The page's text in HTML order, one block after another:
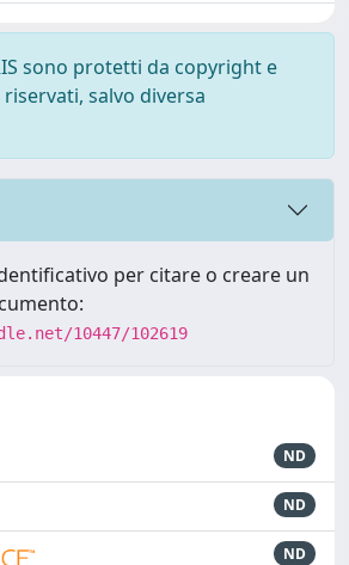
sono protetti da copyright e
salvo diversa
per citare o creare un
10447/102619
ND
ND
ND